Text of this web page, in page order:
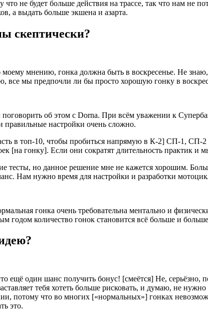
что не будет больше действия на трассе, так что нам не
а выдать больше экшена и азарта.
скептически?
мнению, гонка должна быть в воскресенье. Не
все мы предпочли ли бы просто хорошую гонку в
об этом с Dorna. При всём уважении к
настройки очень сложно.
в топ-10, чтобы пробиться напрямую в К-2] СП-1,
[на гонку]. Если они сократят длительность практик и
но данное решение мне не кажется хорошим.
Нам нужно время для настройки и разработки
гонка очень требовательна ментально и
годом количество гонок становится всё больше и
ещё один шанс получить бонус! [смеётся] Не, серьёзно,
тебя хотеть больше рисковать, и думаю, не
потому что во многих [«нормальных»] гонках
это.